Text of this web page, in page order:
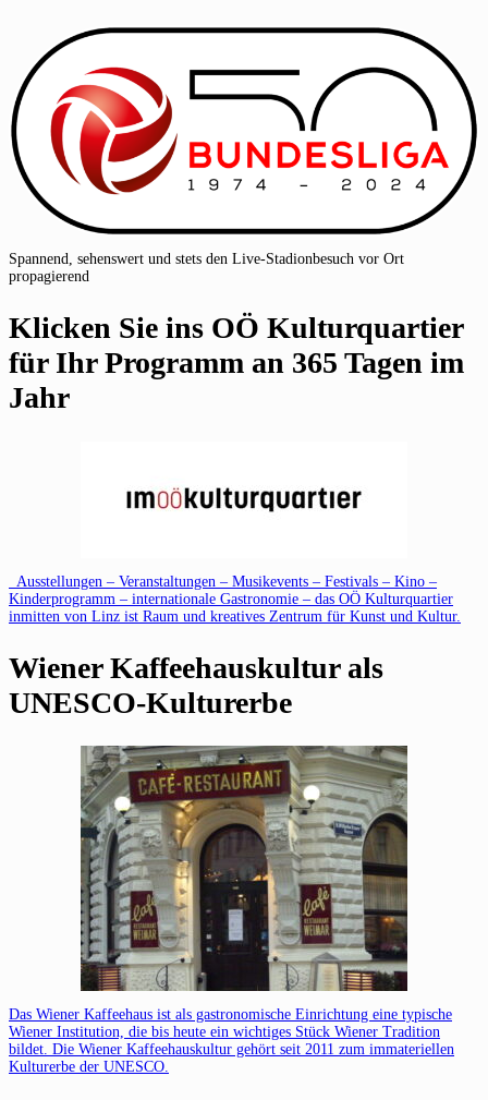
Spannend, sehenswert und stets den Live-Stadionbesuch vor Ort
propagierend
Klicken Sie ins OÖ Kulturquartier
für Ihr Programm an 365 Tagen im
Jahr
Ausstellungen – Veranstaltungen – Musikevents – Festivals – Kino –
Kinderprogramm – internationale Gastronomie – das OÖ Kulturquartier
inmitten von Linz ist Raum und kreatives Zentrum für Kunst und Kultur.
Wiener Kaffeehauskultur als
UNESCO-Kulturerbe
Das Wiener Kaffeehaus ist als gastronomische Einrichtung eine typische
Wiener Institution, die bis heute ein wichtiges Stück Wiener Tradition
bildet. Die Wiener Kaffeehauskultur gehört seit 2011 zum immateriellen
Kulturerbe der UNESCO.